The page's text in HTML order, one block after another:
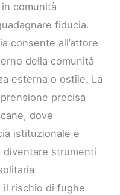
comunità
fiducia.
consente all’attore
della comunità
esterna o ostile. La
precisa
dove
istituzionale e
diventare strumenti
il rischio di fughe